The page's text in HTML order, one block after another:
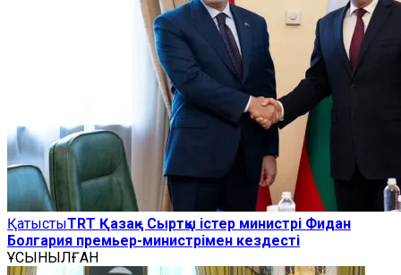
ҚатыстыTRT Қазақ - Сыртқы істер министрі Фидан
Болгария премьер-министрімен кездесті
ҰСЫНЫЛҒАН